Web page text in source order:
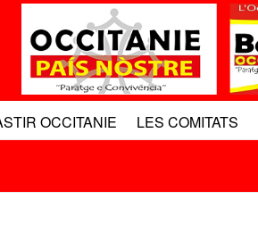
OCCITANIE LES COMITATS